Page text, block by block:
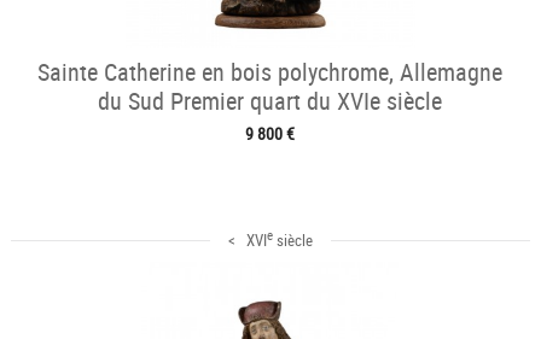
Sainte Catherine en bois polychrome, Allemagne
du Sud Premier quart du XVIe siècle
9 800 €
< XVIesiècle